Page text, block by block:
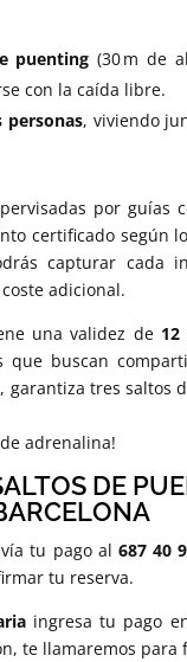
puenting (30 m de
con la caída libre.
personas, viviendo
por guías
certificado según
capturar cada
adicional.
una validez de 12
que buscan
, garantiza tres saltos
adrenalina!
DE
tu pago al 687 40
tu reserva.
ingresa tu pago
te llamaremos para